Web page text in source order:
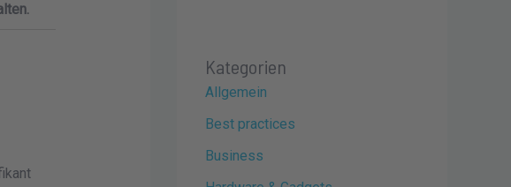
Kategorien
Allgemein
Best practices
Business